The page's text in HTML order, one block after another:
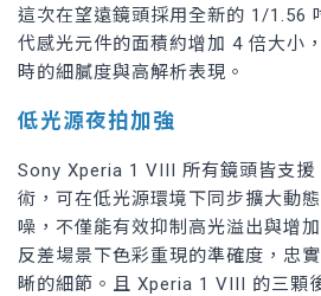
這次在望遠鏡頭採用全新的 1/1.56
代感光元件的面積約增加 4 倍大小
時的細膩度與高解析表現。
低光源夜拍加強
Sony Xperia 1 VIII 所有鏡頭皆支援
術，可在低光源環境下同步擴大動
噪，不僅能有效抑制高光溢出與增
反差場景下色彩重現的準確度，忠
晰的細節。且 Xperia 1 VIII 的三顆